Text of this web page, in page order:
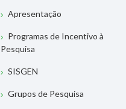
Apresentação
Programas de Incentivo à
Pesquisa
SISGEN
Grupos de Pesquisa